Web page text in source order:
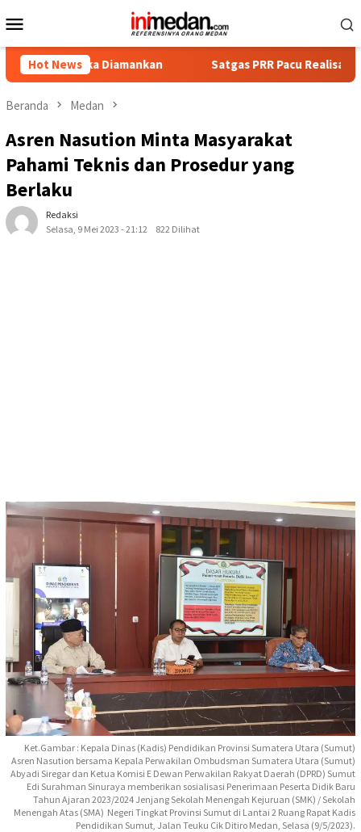
ke
Mobile
Hot News
Diamankan Satgas PRR Pacu Realisasi Tambahan
Beranda Medan
Asren Nasution Minta Masyarakat
Pahami Teknis dan Prosedur yang
Berlaku
Redaksi
Selasa, 9 Mei 2023 - 21:12
822 Dilihat
Ket.Gambar : Kepala Dinas (Kadis) Pendidikan Provinsi Sumatera Utara (Sumut)
Asren Nasution bersama Kepala Perwakilan Ombudsman Sumatera Utara (Sumut)
Abyadi Siregar dan Ketua Komisi E Dewan Perwakilan Rakyat Daerah (DPRD) Sumut
Edi Surahman Sinuraya memberikan sosialisasi Penerimaan Peserta Didik Baru
Tahun Ajaran 2023/2024 Jenjang Sekolah Menengah Kejuruan (SMK) / Sekolah
Menengah Atas (SMA) Negeri Tingkat Provinsi Sumut di Lantai 2 Ruang Rapat Kadis
Pendidikan Sumut, Jalan Teuku Cik Ditiro Medan, Selasa (9/5/2023).